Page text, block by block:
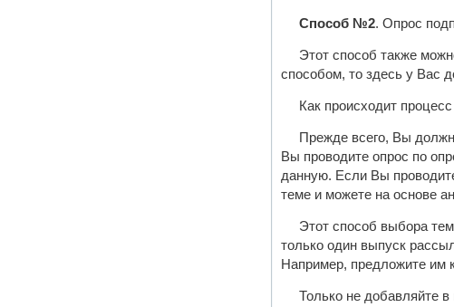
Способ №2. Опрос
Этот способ также
способом, то здесь у Вас
Как происходит
Прежде всего, Вы
Вы проводите опрос по
данную. Если Вы
теме и можете на основе
Этот способ выбора
только один выпуск
Например, предложите им
Только не добавляйте